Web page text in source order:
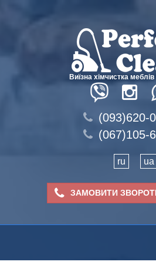
Виїзна хімчистка
(093)620-
(067)105-
ru ua
ЗАМОВИТИ